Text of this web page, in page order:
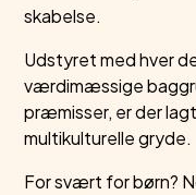
skabelse.
Udstyret med hver
værdimæssige
præmisser, er der
multikulturelle gryde.
For svært for børn?